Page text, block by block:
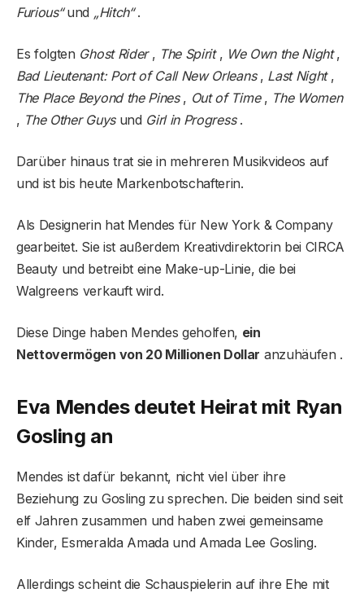
Furious“und „Hitch“.
Es folgten Ghost Rider, The Spirit, We Own the Night,
Bad Lieutenant: Port of Call New Orleans, Last Night,
The Place Beyond the Pines, Out of Time, The Women
, The Other Guysund Girl in Progress.
Darüber hinaus trat sie in mehreren Musikvideos auf
und ist bis heute Markenbotschafterin.
Als Designerin hat Mendes für New York & Company
gearbeitet. Sie ist außerdem Kreativdirektorin bei CIRCA
Beauty und betreibt eine Make-up-Linie, die bei
Walgreens verkauft wird.
Diese Dinge haben Mendes geholfen, ein
Nettovermögen von 20 Millionen Dollar anzuhäufen .
Eva Mendes deutet Heirat mit Ryan
Gosling an
Mendes ist dafür bekannt, nicht viel über ihre
Beziehung zu Gosling zu sprechen. Die beiden sind seit
elf Jahren zusammen und haben zwei gemeinsame
Kinder, Esmeralda Amada und Amada Lee Gosling.
Allerdings scheint die Schauspielerin auf ihre Ehe mit